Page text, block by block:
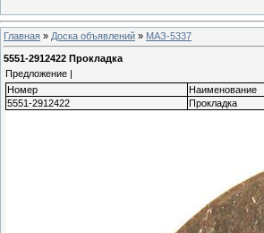
Главная » Доска объявлений » МАЗ-5337
5551-2912422 Прокладка
Предложение |
Номер
Наименование
5551-2912422
Прокладка